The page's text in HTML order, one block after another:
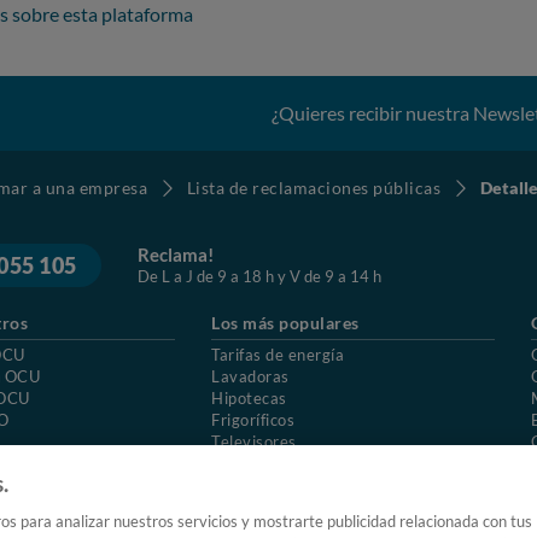
sobre esta plataforma
¿Quieres recibir nuestra
a una empresa Lista de reclamaciones públicas
105 Reclama!
De L a J de 9 a 18 h y V de 9 a 14 h
Los más populares
Tarifas de energía
Lavadoras
Hipotecas
Frigoríficos
Televisores
Uso
de cookies
para analizar nuestros servicios y mostrarte publicidad relacionada con tus